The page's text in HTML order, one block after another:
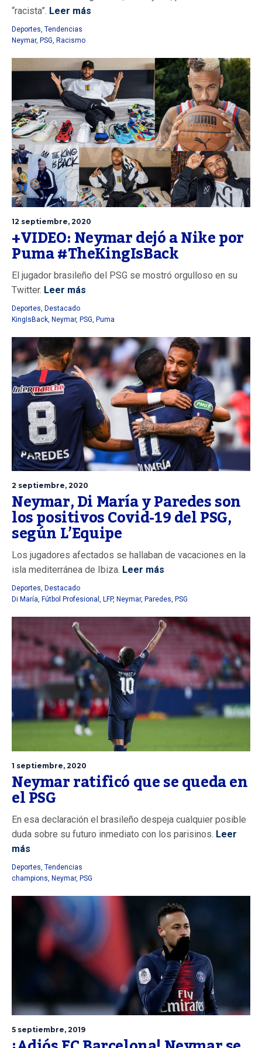
“racista”. Leer más
Deportes, Tendencias
Neymar, PSG, Racismo
12 septiembre, 2020
+VIDEO: Neymar dejó a Nike por
Puma #TheKingIsBack
El jugador brasileño del PSG se mostró orgulloso en su
Twitter. Leer más
Deportes, Destacado
KingIsBack, Neymar, PSG, Puma
2 septiembre, 2020
Neymar, Di María y Paredes son
los positivos Covid-19 del PSG,
según L’Equipe
Los jugadores afectados se hallaban de vacaciones en la
isla mediterránea de Ibiza. Leer más
Deportes, Destacado
Di María, Fútbol Profesional , LFP, Neymar, Paredes, PSG
1 septiembre, 2020
Neymar ratificó que se queda en
el PSG
En esa declaración el brasileño despeja cualquier posible
duda sobre su futuro inmediato con los parisinos. Leer
más
Deportes, Tendencias
champions, Neymar, PSG
5 septiembre, 2019